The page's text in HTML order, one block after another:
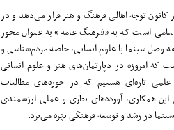
توجه اهالی فرهنگ و هنر قرار می‌دهد و در
است که به «فرهنگ عامه» به عنوان محور
وصل سینما با علوم انسانی، خاصه مردم‌شناسی و
که امروزه در دپارتمان‌های هنر و علوم انسانی
علمی تازه‌ای هستیم که در حوزه‌های مطالعات
همکاری، آورده‌های نظری و عملی ارزشمندی
در رشد و توسعه فرهنگی بهره می‌برد.